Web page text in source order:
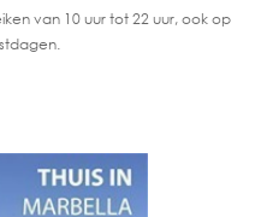
van 10 uur tot 22 uur, ook op